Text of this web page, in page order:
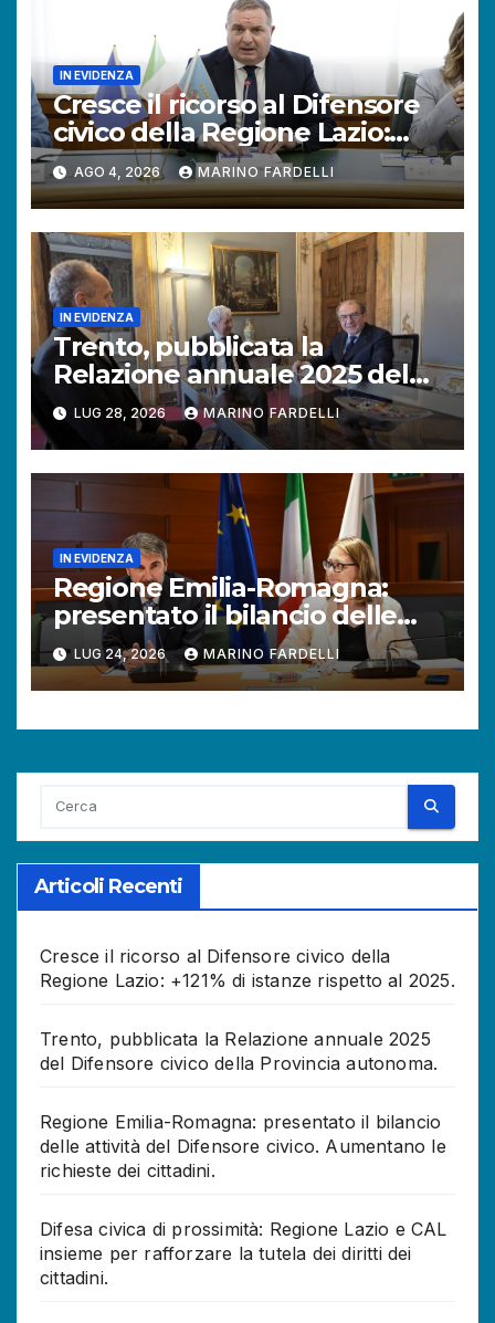
IN EVIDENZA
Cresce il ricorso al Difensore
civico della Regione Lazio:
+121% di istanze rispetto al
2025.
AGO 4, 2026 MARINO FARDELLI
IN EVIDENZA
Trento, pubblicata la
Relazione annuale 2025 del
Difensore civico della
Provincia autonoma.
LUG 28, 2026 MARINO FARDELLI
IN EVIDENZA
Regione Emilia-Romagna:
presentato il bilancio delle
attività del Difensore civico.
Aumentano le richieste dei
cittadini.
LUG 24, 2026 MARINO FARDELLI
Articoli Recenti
Cresce il ricorso al Difensore civico della
Regione Lazio: +121% di istanze rispetto al 2025.
Trento, pubblicata la Relazione annuale 2025
del Difensore civico della Provincia autonoma.
Regione Emilia-Romagna: presentato il bilancio
delle attività del Difensore civico. Aumentano le
richieste dei cittadini.
Difesa civica di prossimità: Regione Lazio e CAL
insieme per rafforzare la tutela dei diritti dei
cittadini.